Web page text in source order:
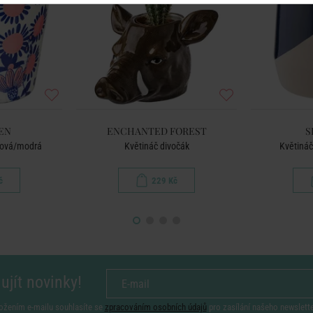
modrá
ENCHANTED FOREST
Květináč divočák
229 Kč
novinky!
e-mailu souhlasíte se zpracováním osobních údajů pro zasílání našeho